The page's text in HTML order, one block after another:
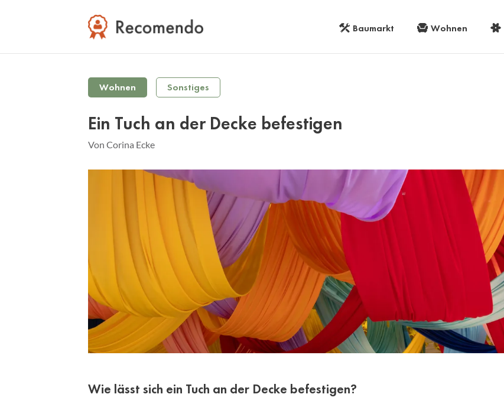
Baumarkt Wohnen
Wohnen Sonstiges
Ein Tuch an der Decke befestigen
Von Corina Ecke
Wie lässt sich ein Tuch an der Decke befestigen?